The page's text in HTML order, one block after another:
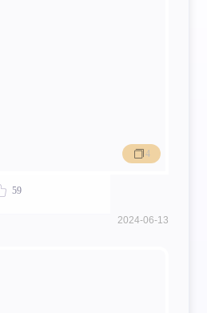
59
2024-06-13
4